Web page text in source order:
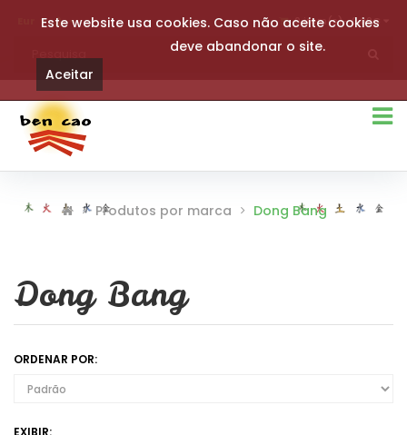
0 item(s)- 0,00€
Produtos por marca Dong Bang
Dong Bang
ORDENAR POR:
EXIBIR:
Este website usa cookies. Caso não aceite cookies
deve abandonar o site.
Aceitar